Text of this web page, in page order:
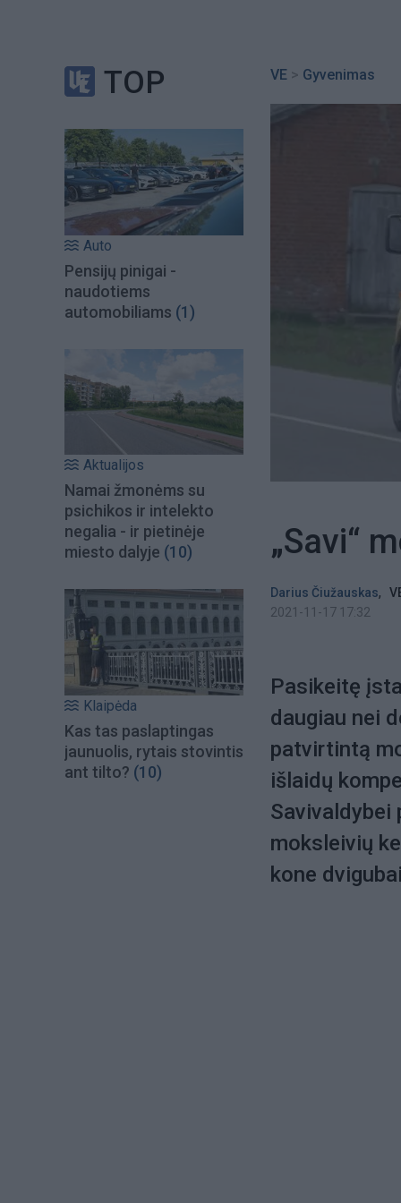
TOP
Auto
Pensijų pinigai -
naudotiems
automobiliams (1)
Aktualijos
Namai žmonėms su
psichikos ir intelekto
negalia - ir pietinėje
miesto dalyje (10)
Klaipėda
Kas tas paslaptingas
jaunuolis, rytais stovintis
ant tilto? (10)
VE > Gyvenimas
„Savi“
Darius Čiužauskas,
2021-11-17 17:32
Pasikeitę
daugiau nei
patvirtintą
išlaidų
Savivaldybei
moksleivių
kone